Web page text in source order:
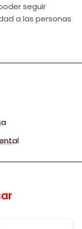
seguir
a las personas